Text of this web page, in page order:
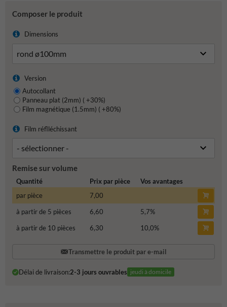
Composer le produit
Dimensions
Version
Autocollant
Panneau plat (2mm) ( +30%)
Film magnétique (1.5mm) ( +80%)
Film réflléchissant
Remise sur volume
Quantité Prix par pièce
Vos avantages
par pièce
7,00
à partir de 5 pièces
6,60 5,7%
à partir de 10 pièces
6,30 10,0%
Transmettre le produit par e-mail
Délai de livraison:2-3 jours ouvrables jeudi à domicile